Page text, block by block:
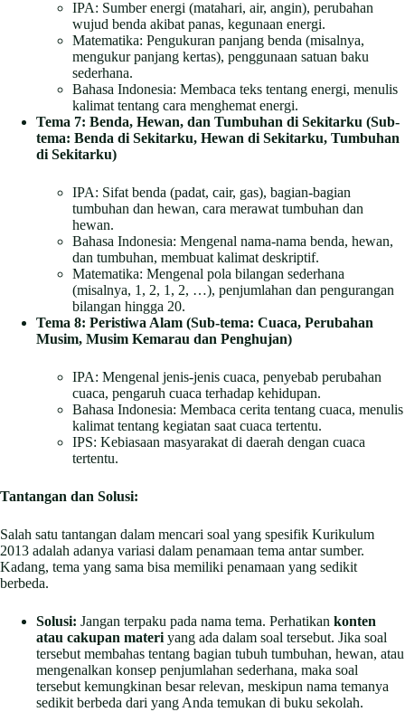
IPA: Sumber energi (matahari, air, angin), perubahan
wujud benda akibat panas, kegunaan energi.
Matematika: Pengukuran panjang benda (misalnya,
mengukur panjang kertas), penggunaan satuan baku
sederhana.
Bahasa Indonesia: Membaca teks tentang energi, menulis
kalimat tentang cara menghemat energi.
Tema 7: Benda, Hewan, dan Tumbuhan di Sekitarku (Sub-
tema: Benda di Sekitarku, Hewan di Sekitarku, Tumbuhan
di Sekitarku)
IPA: Sifat benda (padat, cair, gas), bagian-bagian
tumbuhan dan hewan, cara merawat tumbuhan dan
hewan.
Bahasa Indonesia: Mengenal nama-nama benda, hewan,
dan tumbuhan, membuat kalimat deskriptif.
Matematika: Mengenal pola bilangan sederhana
(misalnya, 1, 2, 1, 2, …), penjumlahan dan pengurangan
bilangan hingga 20.
Tema 8: Peristiwa Alam (Sub-tema: Cuaca, Perubahan
Musim, Musim Kemarau dan Penghujan)
IPA: Mengenal jenis-jenis cuaca, penyebab perubahan
cuaca, pengaruh cuaca terhadap kehidupan.
Bahasa Indonesia: Membaca cerita tentang cuaca, menulis
kalimat tentang kegiatan saat cuaca tertentu.
IPS: Kebiasaan masyarakat di daerah dengan cuaca
tertentu.
Tantangan dan Solusi:
Salah satu tantangan dalam mencari soal yang spesifik Kurikulum
2013 adalah adanya variasi dalam penamaan tema antar sumber.
Kadang, tema yang sama bisa memiliki penamaan yang sedikit
berbeda.
Solusi: Jangan terpaku pada nama tema. Perhatikan konten
atau cakupan materi yang ada dalam soal tersebut. Jika soal
tersebut membahas tentang bagian tubuh tumbuhan, hewan, atau
mengenalkan konsep penjumlahan sederhana, maka soal
tersebut kemungkinan besar relevan, meskipun nama temanya
sedikit berbeda dari yang Anda temukan di buku sekolah.